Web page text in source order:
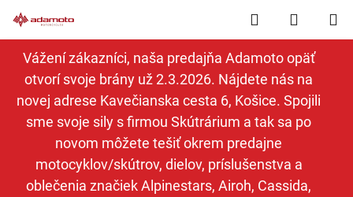
na
obsah
Vážení zákazníci, naša predajňa Adamoto opäť
otvorí svoje brány už 2.3.2026. Nájdete nás na
novej adrese Kavečianska cesta 6, Košice. Spojili
sme svoje sily s firmou Skútrárium a tak sa po
novom môžete tešiť okrem predajne
motocyklov/skútrov, dielov, príslušenstva a
oblečenia značiek Alpinestars, Airoh, Cassida,
Hľadať
KOŠÍK